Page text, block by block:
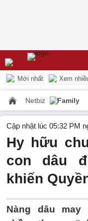
Mới nhất Xem
Netbiz Family
Cập nhật lúc 05:32 PM
Hy hữu
con dâu
khiến
Nàng dâu